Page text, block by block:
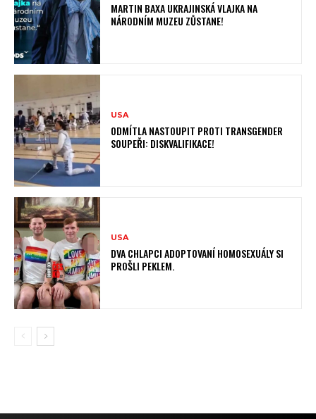
MARTIN BAXA UKRAJINSKÁ VLAJKA NA
NÁRODNÍM MUZEU ZŮSTANE!
USA
ODMÍTLA NASTOUPIT PROTI TRANSGENDER
SOUPEŘI: DISKVALIFIKACE!
USA
DVA CHLAPCI ADOPTOVANÍ HOMOSEXUÁLY SI
PROŠLI PEKLEM.